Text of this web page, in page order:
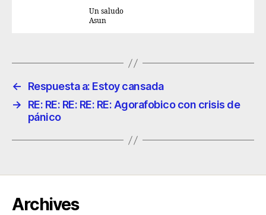
Un saludo
Asun
←
Respuesta a: Estoy cansada
→
RE: RE: RE: RE: RE: Agorafobico con crisis de
pánico
Archives